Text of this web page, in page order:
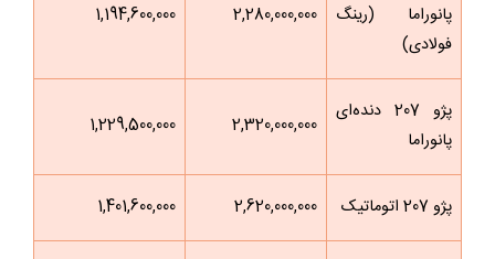
پانوراما (رینگ
فولادی)
2,280,000,000
1,194,600,000
پژو 207 دنده‌ای
پانوراما
2,320,000,000
1,229,500,000
پژو 207 اتوماتیک 2,620,000,000
1,401,600,000